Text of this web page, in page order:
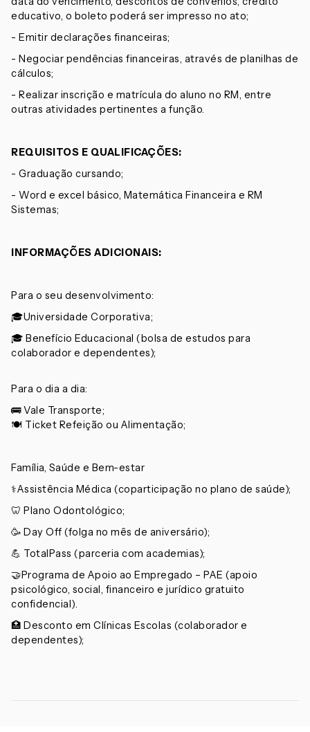
educativo, o boleto poderá ser impresso no ato;
- Emitir declarações financeiras;
- Negociar pendências financeiras, através de planilhas de
cálculos;
- Realizar inscrição e matrícula do aluno no RM, entre
outras atividades pertinentes a função.
REQUISITOS E QUALIFICAÇÕES:
- Graduação cursando;
- Word e excel básico, Matemática Financeira e RM
Sistemas;
INFORMAÇÕES ADICIONAIS:
Para o seu desenvolvimento:
🎓Universidade Corporativa;
🎓 Benefício Educacional (bolsa de estudos para
colaborador e dependentes);
Para o dia a dia:
🚌 Vale Transporte;
🍽️ Ticket Refeição ou Alimentação;
Família, Saúde e Bem-estar
⚕️Assistência Médica (coparticipação no plano de saúde);
🦷 Plano Odontológico;
🥳 Day Off (folga no mês de aniversário);
💪 TotalPass (parceria com academias);
🤝Programa de Apoio ao Empregado – PAE (apoio
psicológico, social, financeiro e jurídico gratuito
confidencial).
🏥 Desconto em Clínicas Escolas (colaborador e
dependentes);